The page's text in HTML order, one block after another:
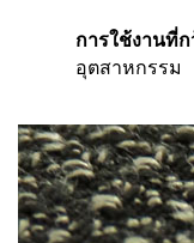
การใช้งานที่ก
อุตสาหกรรม